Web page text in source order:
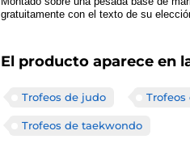
gratuitamente con el texto de su
El producto aparece en
Trofeos de judo Trofeos
Trofeos de taekwondo